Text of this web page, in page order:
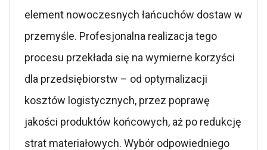
element nowoczesnych łańcuchów dostaw w
przemyśle. Profesjonalna realizacja tego
procesu przekłada się na wymierne korzyści
dla przedsiębiorstw – od optymalizacji
kosztów logistycznych, przez poprawę
jakości produktów końcowych, aż po redukcję
strat materiałowych. Wybór odpowiedniego